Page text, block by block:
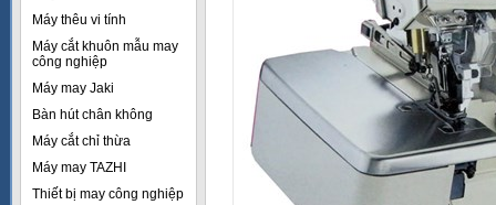
Máy thêu vi tính
Máy cắt khuôn mẫu may
công nghiệp
Máy may Jaki
Bàn hút chân không
Máy cắt chỉ thừa
Máy may TAZHI
Thiết bị may công nghiệp